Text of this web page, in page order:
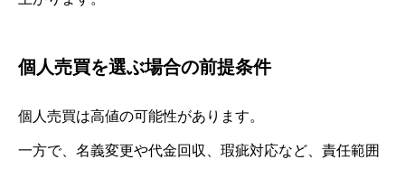
個人売買を選ぶ場合の前提条件
個人売買は高値の可能性があります。
一方で、名義変更や代金回収、瑕疵対応など、責任範囲